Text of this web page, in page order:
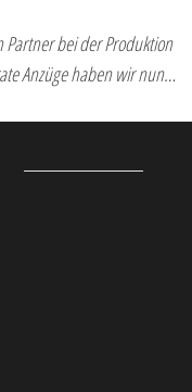
bei der Produktion
Anzüge haben wir nun…